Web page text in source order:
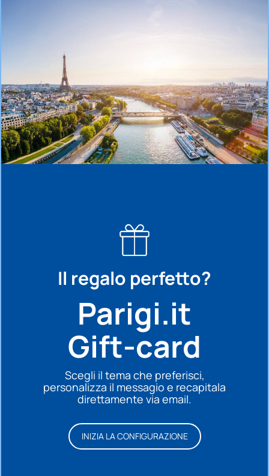
Il regalo perfetto?
Parigi.it
Gift-card
Scegli il tema che preferisci,
personalizza il messagio e recapitala
direttamente via email.
INIZIA LA CONFIGURAZIONE